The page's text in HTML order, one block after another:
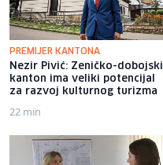
PREMIJER KANTONA
Nezir Pivić: Zeničko-dobojski
kanton ima veliki potencijal
za razvoj kulturnog turizma
22 min